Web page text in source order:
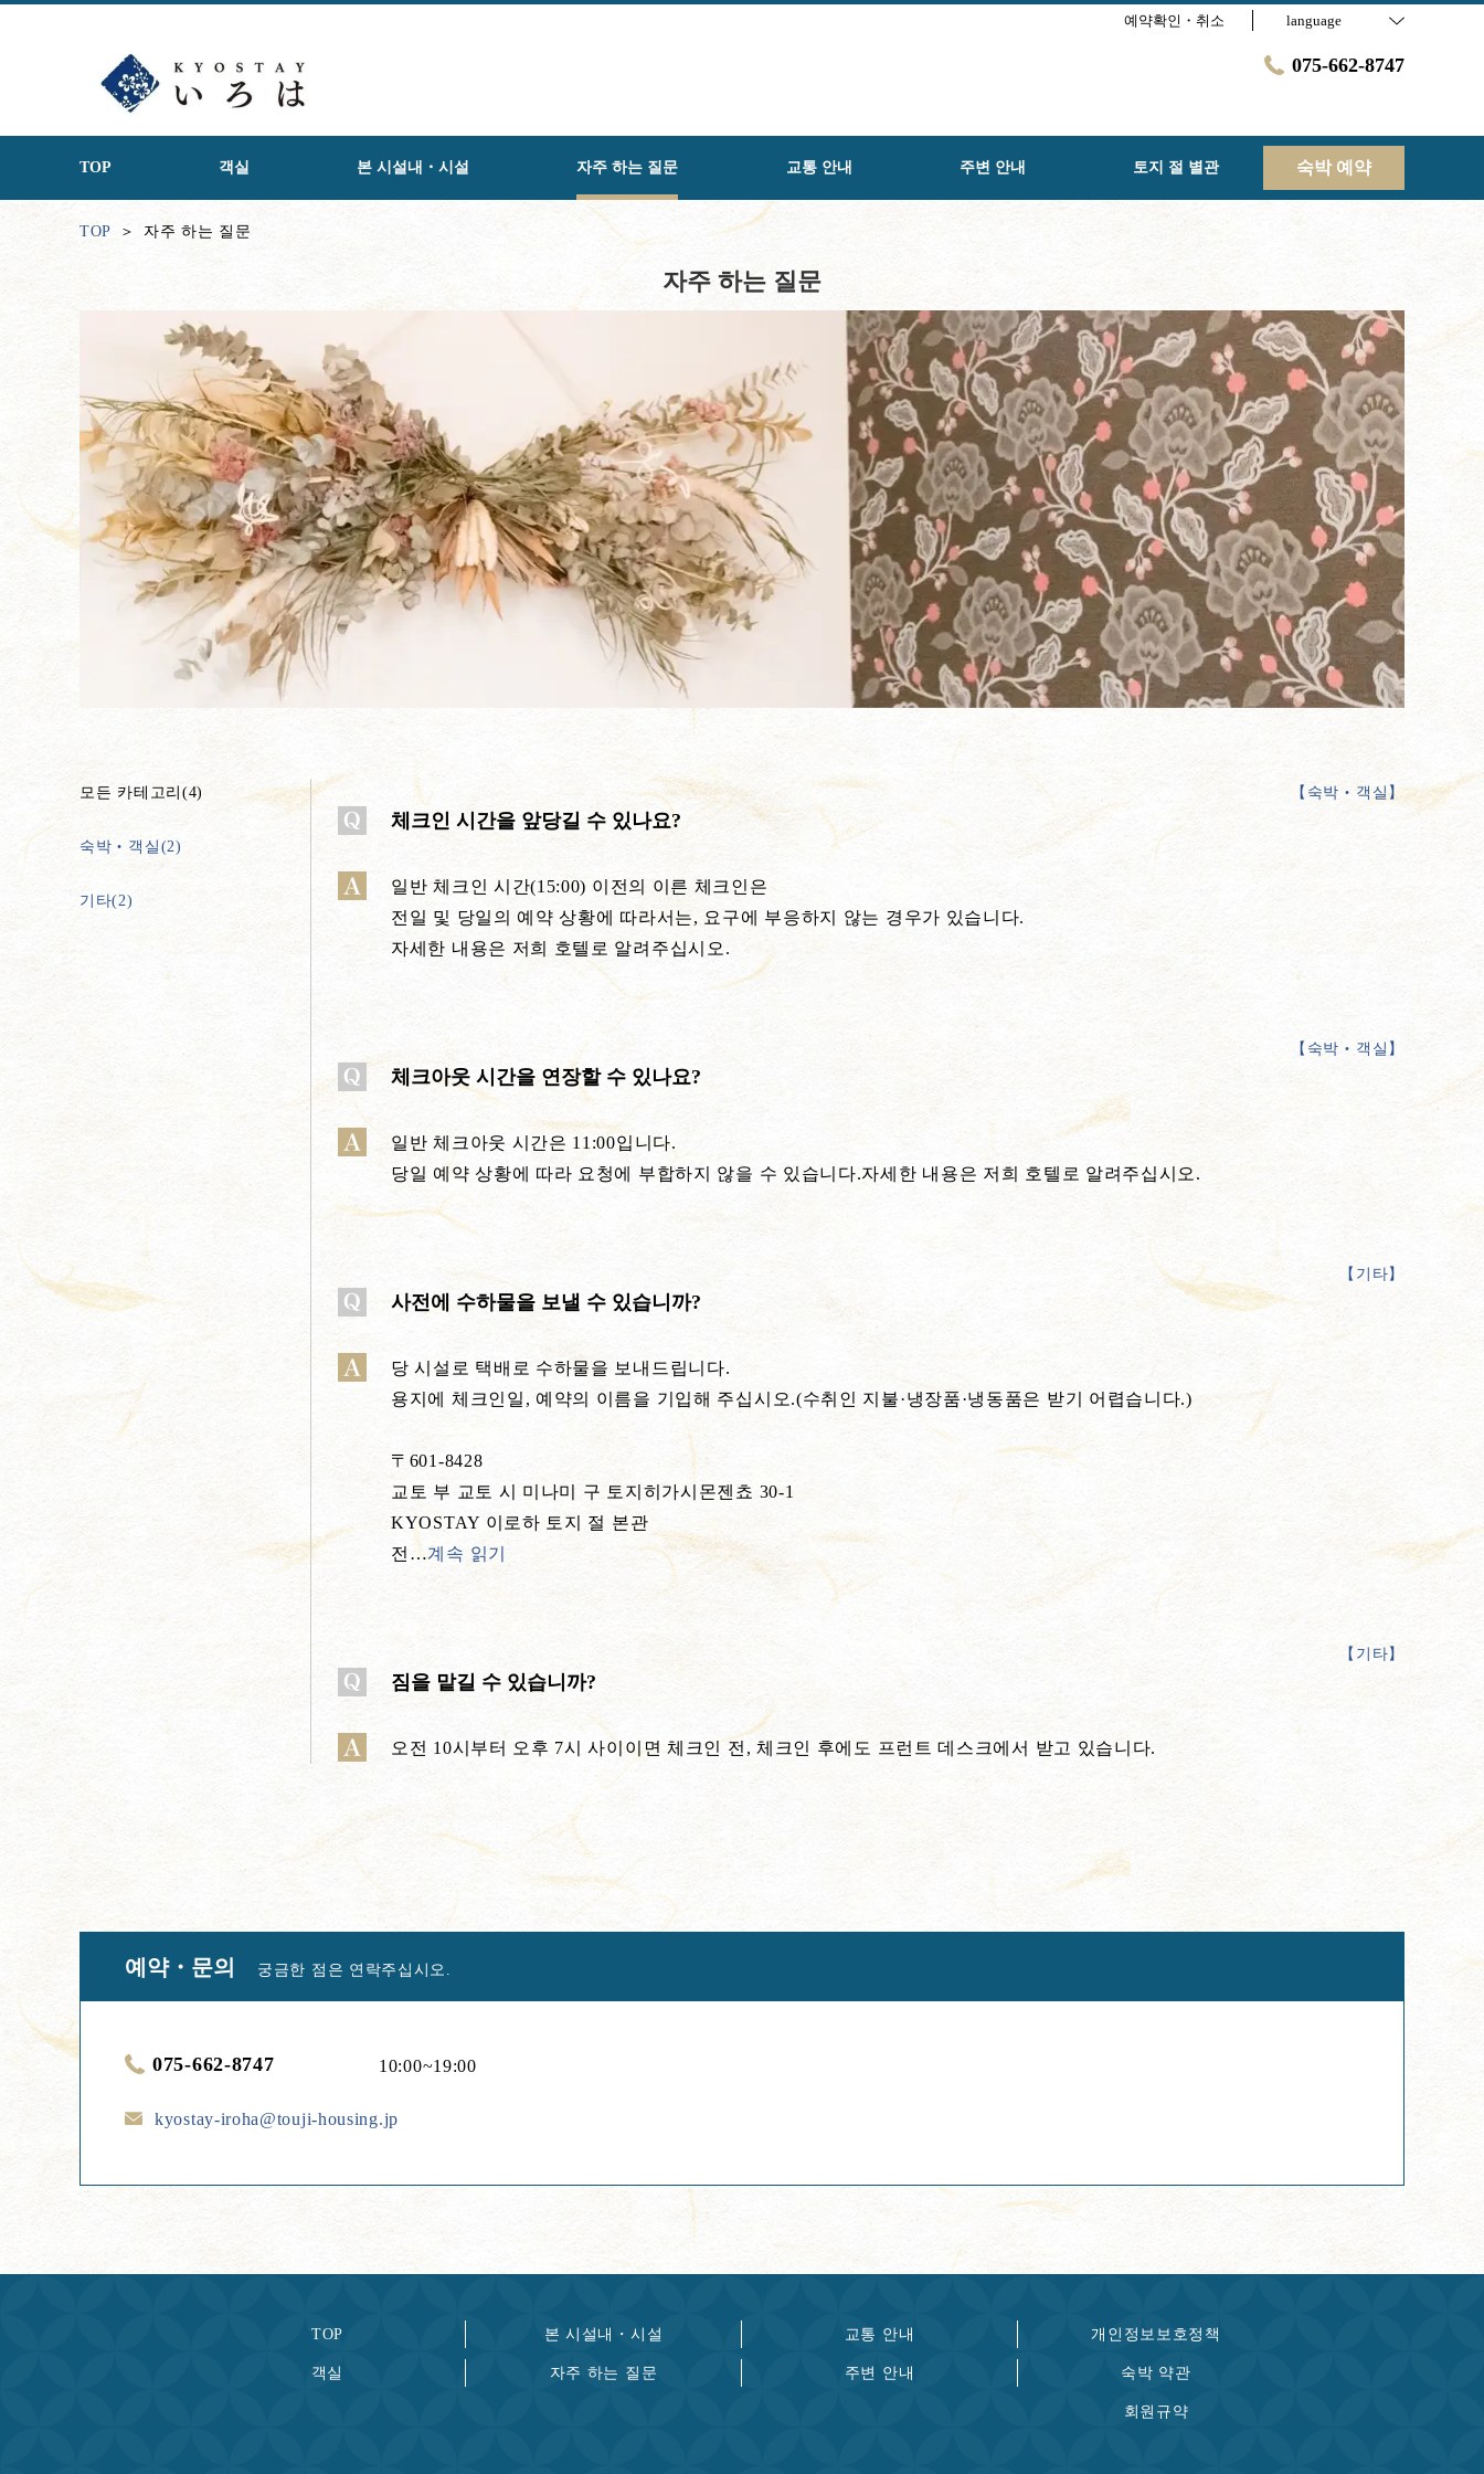
예약확인・취소 language
075-662-8747
TOP 객실 본 시설내・시설 자주 하는 질문 교통 안내 주변 안내 토지 절 별관 숙박 예약
TOP 자주 하는 질문
자주 하는 질문
모든 카테고리(4)
숙박‧객실(2)
기타(2)
【 숙박‧객실】
체크인 시간을 앞당길 수 있나요?
일반 체크인 시간(15:00) 이전의 이른 체크인은
전일 및 당일의 예약 상황에 따라서는, 요구에 부응하지 않는 경우가 있습니다.
자세한 내용은 저희 호텔로 알려주십시오.
【 숙박‧객실 】
체크아웃 시간을 연장할 수 있나요?
일반 체크아웃 시간은 11:00입니다.
당일 예약 상황에 따라 요청에 부합하지 않을 수 있습니다.자세한 내용은 저희 호텔로 알려주십시오.
【 기타】
사전에 수하물을 보낼 수 있습니까?
당 시설로 택배로 수하물을 보내드립니다.
용지에 체크인일, 예약의 이름을 기입해 주십시오.(수취인 지불·냉장품·냉동품은 받기 어렵습니다.)
〒601-8428
교토 부 교토 시 미나미 구 토지히가시몬젠쵸 30-1
KYOSTAY 이로하 토지 절 본관
전 …계속 읽기
【 기타】
짐을 맡길 수 있습니까?
오전 10시부터 오후 7시 사이이면 체크인 전, 체크인 후에도 프런트 데스크에서 받고 있습니다.
예약・문의 궁금한 점은 연락주십시오.
075-662-8747 10:00~19:00
kyostay-iroha@touji-housing.jp
TOP
객실
본 시설내・시설
자주 하는 질문
교통 안내
주변 안내
개인정보보호정책
숙박 약관
회원규약